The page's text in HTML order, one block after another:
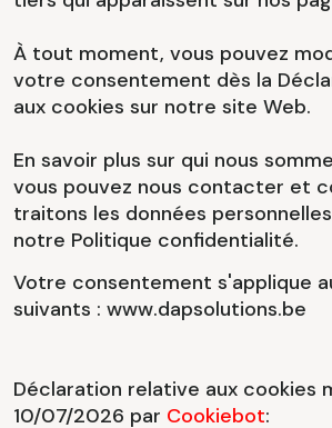
À tout moment, vous pouvez
votre consentement dès la
aux cookies sur notre site Web.
En savoir plus sur qui nous
vous pouvez nous contacter et
traitons les données
notre Politique confidentialité.
Votre consentement s'applique
suivants : www.dapsolutions.be
Déclaration relative aux cookies
10/07/2026 par Cookiebot: